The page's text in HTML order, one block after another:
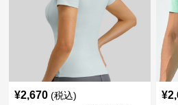
¥2,670 (税込) ¥